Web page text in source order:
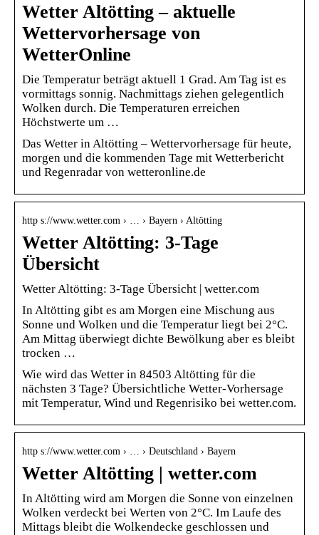
Wetter Altötting – aktuelle
Wettervorhersage von
WetterOnline
Die Temperatur beträgt aktuell 1 Grad. Am Tag ist es
vormittags sonnig. Nachmittags ziehen gelegentlich
Wolken durch. Die Temperaturen erreichen
Höchstwerte um …
Das Wetter in Altötting – Wettervorhersage für heute,
morgen und die kommenden Tage mit Wetterbericht
und Regenradar von wetteronline.de
http s://www.wetter.com › … › Bayern › Altötting
Wetter Altötting: 3-Tage
Übersicht
Wetter Altötting: 3-Tage Übersicht | wetter.com
In Altötting gibt es am Morgen eine Mischung aus
Sonne und Wolken und die Temperatur liegt bei 2°C.
Am Mittag überwiegt dichte Bewölkung aber es bleibt
trocken …
Wie wird das Wetter in 84503 Altötting für die
nächsten 3 Tage? Übersichtliche Wetter-Vorhersage
mit Temperatur, Wind und Regenrisiko bei wetter.com.
http s://www.wetter.com › … › Deutschland › Bayern
Wetter Altötting | wetter.com
In Altötting wird am Morgen die Sonne von einzelnen
Wolken verdeckt bei Werten von 2°C. Im Laufe des
Mittags bleibt die Wolkendecke geschlossen und